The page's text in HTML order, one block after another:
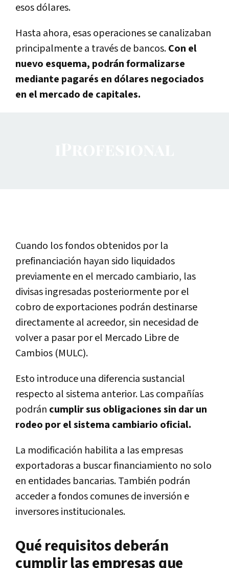
esos dólares.
Hasta ahora, esas operaciones se canalizaban
principalmente a través de bancos.Con el
nuevo esquema, podrán formalizarse
mediante pagarés en dólares negociados
en el mercado de capitales.
Cuando los fondos obtenidos por la
prefinanciación hayan sido liquidados
previamente en el mercado cambiario, las
divisas ingresadas posteriormente por el
cobro de exportaciones podrán destinarse
directamente al acreedor, sin necesidad de
volver a pasar por el Mercado Libre de
Cambios (MULC).
Esto introduce una diferencia sustancial
respecto al sistema anterior. Las compañías
podrán cumplir sus obligaciones sin dar un
rodeo por el sistema cambiario oficial.
La modificación habilita a las empresas
exportadoras a buscar financiamiento no solo
en entidades bancarias. También podrán
acceder a fondos comunes de inversión e
inversores institucionales.
Qué requisitos deberán
cumplir las empresas que